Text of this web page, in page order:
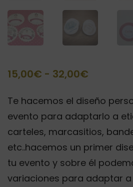
15,00€ - 32,00€
precios:
desde
15,00€
hasta
32,00€
Te hacemos el diseño
evento para adaptarlo a
carteles, marcasitios,
etc..hacemos un primer
tu evento y sobre él
variaciones para adaptar